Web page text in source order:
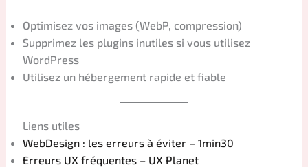
Optimisez vos images (WebP, compression)
Supprimez les plugins inutiles si vous utilisez
WordPress
Utilisez un hébergement rapide et fiable
Liens utiles
WebDesign : les erreurs à éviter – 1min30
Erreurs UX fréquentes – UX Planet